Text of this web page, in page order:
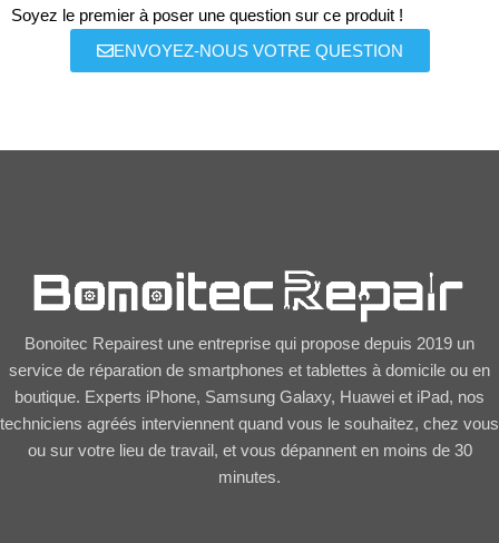
Soyez le premier à poser une question sur ce produit !
ENVOYEZ-NOUS VOTRE QUESTION
Bonoitec Repairest une entreprise qui propose depuis 2019 un
service de réparation de smartphones et tablettes à domicile ou en
boutique. Experts iPhone, Samsung Galaxy, Huawei et iPad, nos
techniciens agréés interviennent quand vous le souhaitez, chez vous
ou sur votre lieu de travail, et vous dépannent en moins de 30
minutes.